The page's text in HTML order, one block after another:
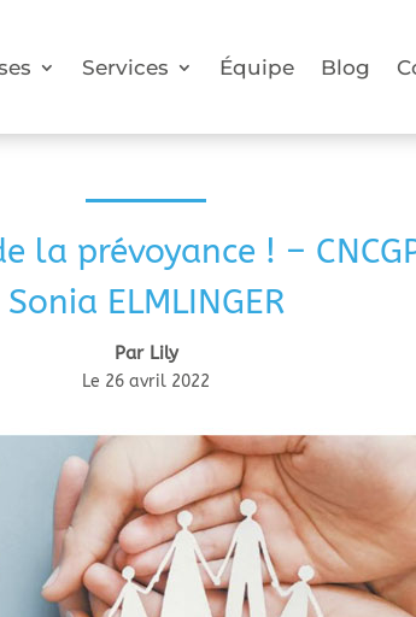
Services Équipe Blog
la prévoyance ! –
Sonia ELMLINGER
Par Lily
Le 26 avril 2022